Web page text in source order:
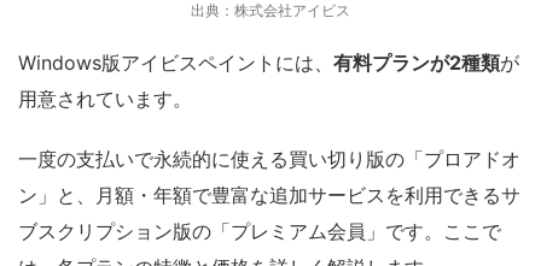
出典：株式会社アイビス
Windows版アイビスペイントには、 有料プランが2種類が
用意されています。
一度の支払いで永続的に使える買い切り版の「プロアドオ
ン」と、月額・年額で豊富な追加サービスを利用できるサ
ブスクリプション版の「プレミアム会員」です。ここで